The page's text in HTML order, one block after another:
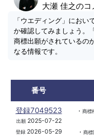
大瀬 佳之のコ
「ウエディング」にお
か確認してみましょう。
商標出願がされているの
なる情報です。
番号
登録7049523
出願2025-07-22
登録2026-05-29
・ 商標
・ 商標